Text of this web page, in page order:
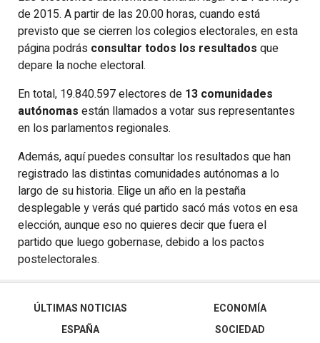
de 2015. A partir de las 20.00 horas, cuando está
previsto que se cierren los colegios electorales, en esta
página podrás consultar todos los resultados que
depare la noche electoral.
En total, 19.840.597 electores de 13 comunidades
autónomas están llamados a votar sus representantes
en los parlamentos regionales.
Además, aquí puedes consultar los resultados que han
registrado las distintas comunidades autónomas a lo
largo de su historia. Elige un año en la pestaña
desplegable y verás qué partido sacó más votos en esa
elección, aunque eso no quieres decir que fuera el
partido que luego gobernase, debido a los pactos
postelectorales.
ÚLTIMAS NOTICIAS
ESPAÑA
ECONOMÍA
SOCIEDAD